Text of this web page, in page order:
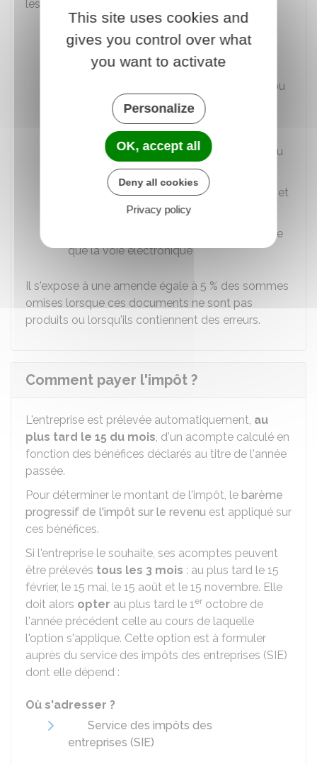
les cas suivants :
déclaration de résultat non envoyé ou
envoyé tardivement
Document complémentaire incomplet ou
avec des erreurs
Insuffisance de déclaration
Refus de produire la liste des associés ou
liste incomplète
Refus de produire la liste des des filiales et
participations ou liste incomplète
Envoi de la déclaration par une autre voie
que la voie électronique
Il s'expose à une amende égale à 5 % des sommes
omises lorsque ces documents ne sont pas
produits ou lorsqu'ils contiennent des erreurs.
Comment payer l'impôt ?
L'entreprise est prélevée automatiquement, au
plus tard le 15 du mois, d'un acompte calculé en
fonction des bénéfices déclarés au titre de l'année
passée.
Pour déterminer le montant de l'impôt, le barème
progressif de l'impôt sur le revenu est appliqué sur
ces bénéfices.
Si l'entreprise le souhaite, ses acomptes peuvent
être prélevés tous les 3 mois : au plus tard le 15
février, le 15 mai, le 15 août et le 15 novembre. Elle
doit alors opter au plus tard le 1er octobre de
l'année précédent celle au cours de laquelle
l'option s'applique. Cette option est à formuler
auprès du service des impôts des entreprises (SIE)
dont elle dépend :
Où s'adresser ?
Service des impôts des
entreprises (SIE)
This site uses cookies and
gives you control over what
you want to activate
Personalize
OK, accept all
Deny all cookies
Privacy policy